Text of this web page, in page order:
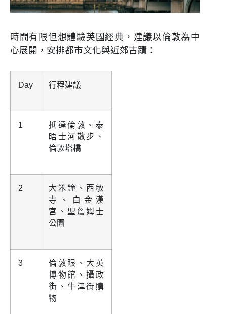
時間有限但想體驗英國經典，建議以倫敦為中
心展開，安排都市文化與近郊古蹟：
Day 行程建議
1
抵達倫敦、泰
晤士河散步、
倫敦塔橋
2
大笨鐘、西敏
寺、白金漢
宮、聖詹姆士
公園
3
倫敦眼、大英
博物館、攝政
街、牛津街購
物